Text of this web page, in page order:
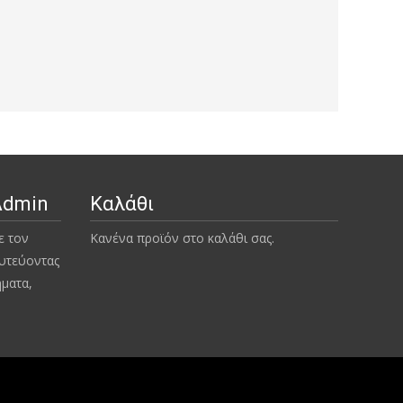
τον
Καλάθι
Κανένα προϊόν στο καλάθι σας.